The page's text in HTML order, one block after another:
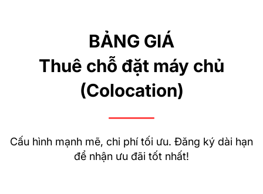
BẢNG GIÁ
Thuê chỗ đặt máy chủ
(Colocation)
Cấu hình mạnh mẽ, chi phí tối ưu. Đăng ký dài hạn
để nhận ưu đãi tốt nhất!